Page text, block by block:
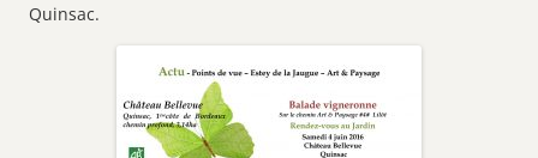
Quinsac.